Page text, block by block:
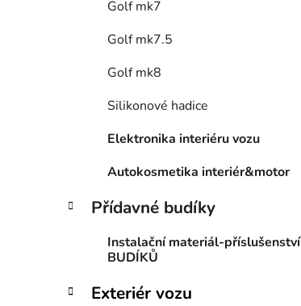
Golf mk7
Golf mk7.5
Golf mk8
Silikonové hadice
Elektronika interiéru vozu
Autokosmetika interiér&motor
Přídavné budíky
Instalační materiál-příslušenství
BUDÍKŮ
Exteriér vozu